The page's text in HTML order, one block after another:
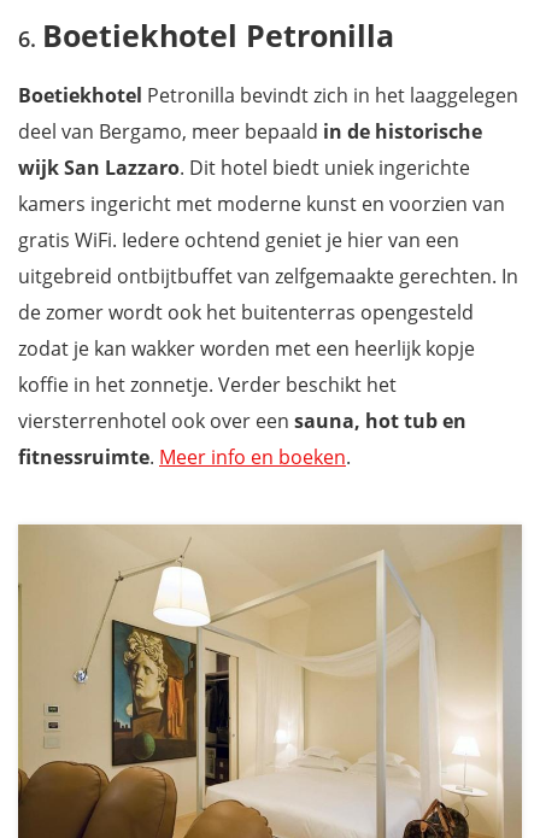
Boetiekhotel Petronilla
Boetiekhotel Petronilla bevindt zich in het laaggelegen
deel van Bergamo, meer bepaald in de historische
wijk San Lazzaro. Dit hotel biedt uniek ingerichte
kamers ingericht met moderne kunst en voorzien van
gratis WiFi. Iedere ochtend geniet je hier van een
uitgebreid ontbijtbuffet van zelfgemaakte gerechten. In
de zomer wordt ook het buitenterras opengesteld
zodat je kan wakker worden met een heerlijk kopje
koffie in het zonnetje. Verder beschikt het
viersterrenhotel ook over een sauna, hot tub en
fitnessruimte. Meer info en boeken.